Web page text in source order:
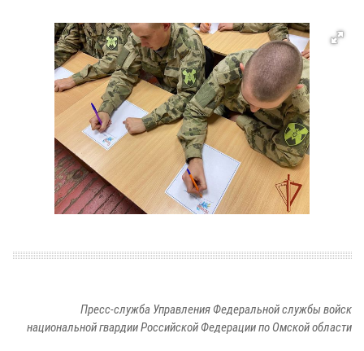
Пресс-служба Управления Федеральной службы войск
национальной гвардии Российской Федерации по Омской области